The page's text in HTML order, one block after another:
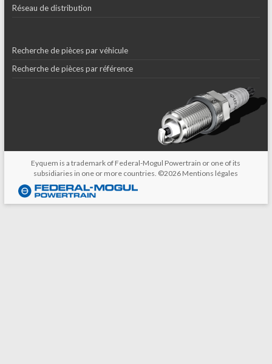
Réseau de distribution
Recherche de pièces par véhicule
Recherche de pièces par référence
Eyquem is a trademark of Federal-Mogul Powertrain or one of its
subsidiaries in one or more countries. ©2026 Mentions légales